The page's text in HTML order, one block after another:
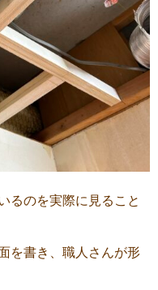
るのを実際に見ること
を書き、職人さんが形